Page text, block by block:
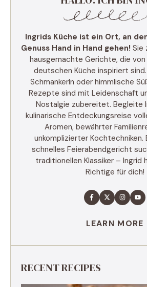
Ingrids Küche ist ein Ort, an
Genuss Hand in Hand gehen! Sie
hausgemachte Gerichte, die
deutschen Küche inspiriert
Schmankerln oder himmlische
Rezepte sind mit Leidenschaft
Nostalgie zubereitet. Begleite
kulinarische Entdeckungsreise
Aromen, bewährter
unkomplizierter Kochtechniken.
schnelles Feierabendgericht
traditionellen Klassiker – Ingrid
Richtige für dich!
LEARN MORE
RECENT RECIPES